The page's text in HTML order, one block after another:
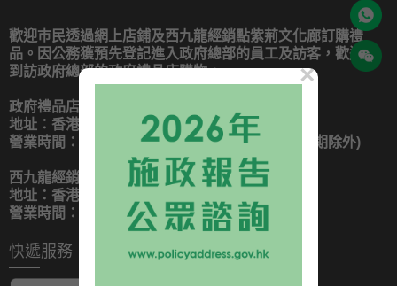
歡迎巿民透過網上店鋪及西九龍經銷點紫荊文化廊訂購禮
品。因公務獲預先登記進入政府總部的員工及訪客，歡迎
到訪政府總部的政府禮品店購物。
政府禮品店
地址：香港添馬添美道二號政府總部東翼一樓
營業時間：星期一至星期五 10:00–18:00 (公眾假期除外)
西九龍經銷點｜紫荊文化廊
地址：香港西九龍高鐵站GFM層WEK-G3鋪
營業時間：星期一至星期日 10:00–18:30
快遞服務
×